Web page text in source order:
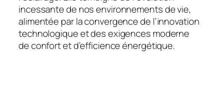
incessante de nos environnements de vie,
alimentée par la convergence de l’innovation
technologique et des exigences moderne
de confort et d’efficience énergétique.